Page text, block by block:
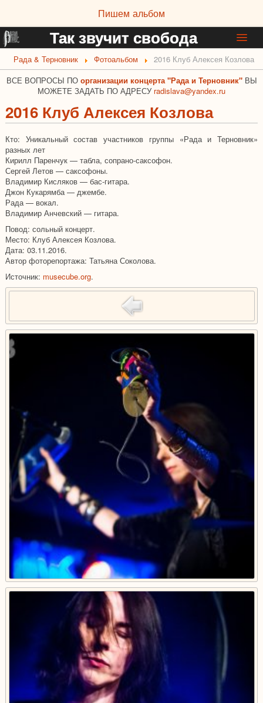
Пишем альбом
Так звучит свобода
Новости группы
Афиша
Информация о группе
Дискография
Фотоальбом
Музыка и видео
Тексты и стихи
Интервью и статьи
Ссылки
Рада & Терновник Фотоальбом
2016 Клуб Алексея Козлова
ВСЕ ВОПРОСЫ ПО организации концерта "Рада и Терновник" ВЫ
МОЖЕТЕ ЗАДАТЬ ПО АДРЕСУ radislava@yandex.ru
2016 Клуб Алексея Козлова
Кто: Уникальный состав участников группы «Рада и Терновник»
разных лет
Кирилл Паренчук — табла, сопрано-саксофон.
Сергей Летов — саксофоны.
Владимир Кисляков — бас-гитара.
Джон Кукарямба — джембе.
Рада — вокал.
Владимир Анчевский — гитара.
Повод: сольный концерт.
Место: Клуб Алексея Козлова.
Дата: 03.11.2016.
Автор фоторепортажа: Татьяна Соколова.
Источник: musecube.org.